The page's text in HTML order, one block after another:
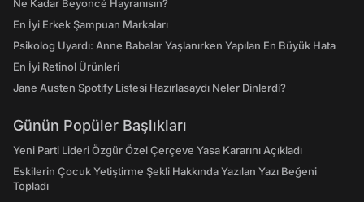
Ne Kadar Beyoncé Hayranısın?
En İyi Erkek Şampuan Markaları
Psikolog Uyardı: Anne Babalar Yaşlanırken Yapılan En Büyük Hata
En İyi Retinol Ürünleri
Jane Austen Spotify Listesi Hazırlasaydı Neler Dinlerdi?
Günün Popüler Başlıkları
Yeni Parti Lideri Özgür Özel Çerçeve Yasa Kararını Açıkladı
Eskilerin Çocuk Yetiştirme Şekli Hakkında Yazılan Yazı Beğeni
Topladı